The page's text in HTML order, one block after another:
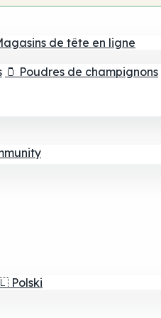
de tête en ligne
🫙 Poudres de champignons
Polski